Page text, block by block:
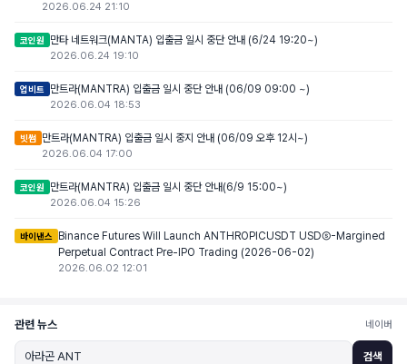
2026.06.24 21:10
코인원 만타 네트워크(MANTA) 입출금 일시 중단 안내 (6/24 19:20~)
2026.06.24 19:10
업비트 만트라(MANTRA) 입출금 일시 중단 안내 (06/09 09:00 ~)
2026.06.04 18:53
빗썸 만트라(MANTRA) 입출금 일시 중지 안내 (06/09 오후 12시~)
2026.06.04 17:00
코인원 만트라(MANTRA) 입출금 일시 중단 안내(6/9 15:00~)
2026.06.04 15:26
바이낸스
Binance Futures Will Launch ANTHROPICUSDT USDⓈ-Margined
Perpetual Contract Pre-IPO Trading (2026-06-02)
2026.06.02 12:01
관련 뉴스 네이버
검색